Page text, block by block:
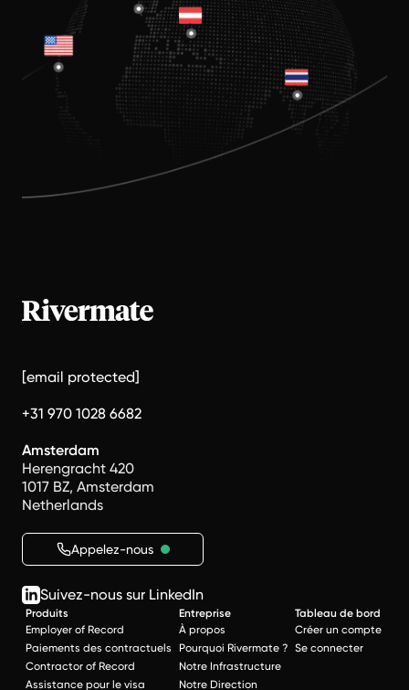
[email protected]
+31 970 1028 6682
Amsterdam
Herengracht 420
1017 BZ, Amsterdam
Netherlands
Appelez-nous
Suivez-nous sur LinkedIn
Produits
Employer of Record
Paiements des contractuels
Contractor of Record
Assistance pour le visa
Entreprise
À propos
Pourquoi Rivermate ?
Notre Infrastructure
Notre Direction
Tableau de bord
Créer un compte
Se connecter